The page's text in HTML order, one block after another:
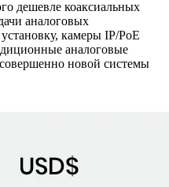
дешевле коаксиальных
аналоговых
камеры IP/PoE
аналоговые
новой системы